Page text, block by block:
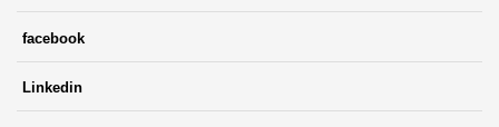
facebook
Linkedin